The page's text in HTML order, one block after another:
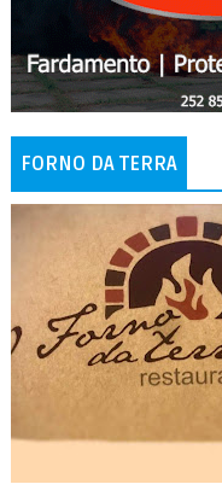
FORNO DA TERRA